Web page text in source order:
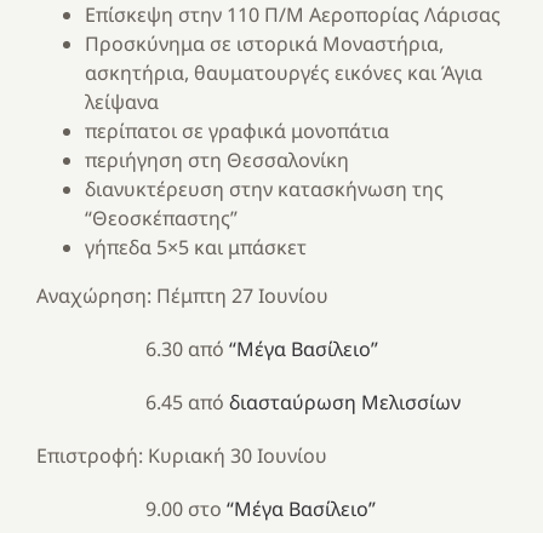
Επίσκεψη στην 110 Π/Μ Αεροπορίας Λάρισας
Προσκύνημα σε ιστορικά Μοναστήρια,
ασκητήρια, θαυματουργές εικόνες και Άγια
λείψανα
περίπατοι σε γραφικά μονοπάτια
περιήγηση στη Θεσσαλονίκη
διανυκτέρευση στην κατασκήνωση της
“Θεοσκέπαστης”
γήπεδα 5×5 και μπάσκετ
Αναχώρηση: Πέμπτη 27 Ιουνίου
6.30 από “Μέγα Βασίλειο”
6.45 από διασταύρωση Μελισσίων
Επιστροφή: Κυριακή 30 Ιουνίου
9.00 στο “Μέγα Βασίλειο”